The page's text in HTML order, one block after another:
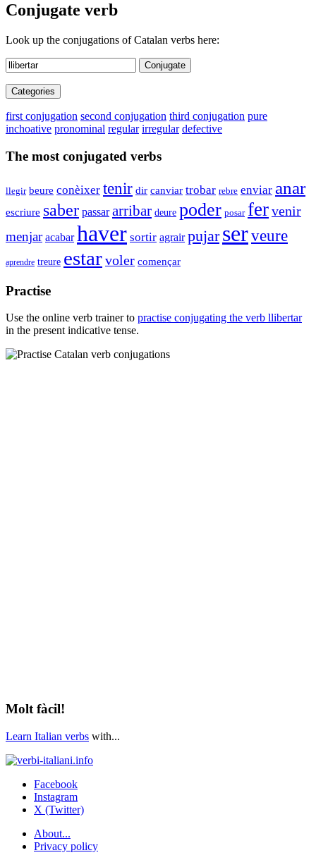
Conjugate verb
Look up the conjugations of Catalan verbs here:
Conjugate
Categories
first conjugation second conjugation third conjugation pure
inchoative pronominal regular irregular defective
The most conjugated verbs
llegir beure conèixer tenir dir canviar trobar rebre enviar anar
escriure saber passar arribar deure poder posar fervenir
menjar acabar haver sortir agrair pujar serveure
aprendre treure estarvoler començar
Practise
Use the online verb trainer to practise conjugating the verb llibertar
in the present indicative tense.
Molt fàcil!
Learn Italian verbs with...
Facebook
Instagram
X (Twitter)
About...
Privacy policy